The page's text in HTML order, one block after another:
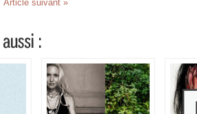
Article suivant »